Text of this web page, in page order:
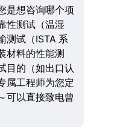
是想咨询哪个项
性测试（温湿
测试（ISTA 系
材料的性能测
目的（如出口认
属工程师为您定
可以直接致电曾